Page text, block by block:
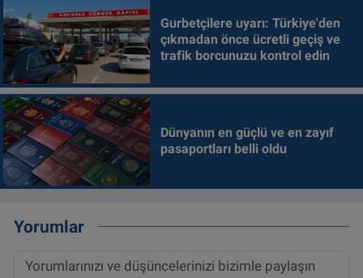
Gurbetçilere uyarı: Türkiye'den
çıkmadan önce ücretli geçiş ve
trafik borcunuzu kontrol edin
Dünyanın en güçlü ve en zayıf
pasaportları belli oldu
Yorumlar